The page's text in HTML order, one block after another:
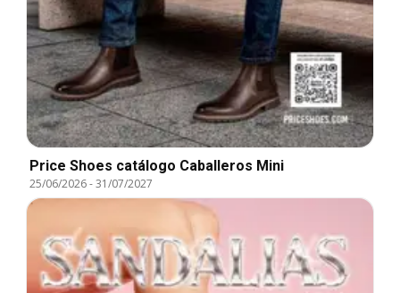
Price Shoes catálogo Caballeros Mini
25/06/2026-31/07/2027